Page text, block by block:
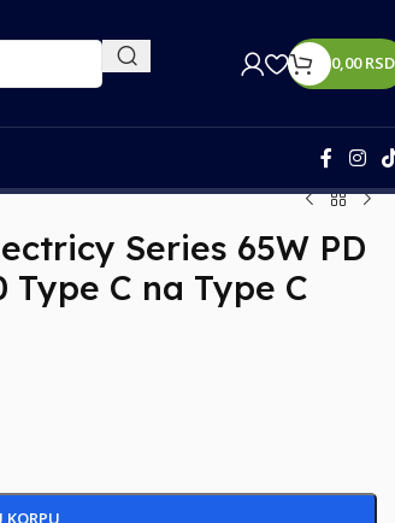
0,00RSD
Series 65W PD
Type C na Type C
KORPU